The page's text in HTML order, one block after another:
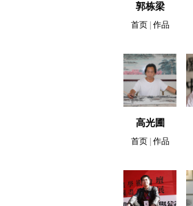
郭栋梁
首页| 作品
高光圃
首页| 作品